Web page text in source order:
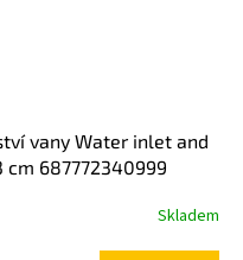
vany Water inlet and
687772340999
Skladem